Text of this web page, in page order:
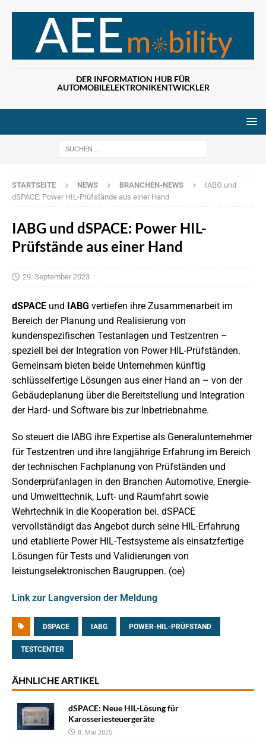
DER INFORMATION HUB FÜR
AUTOMOBILELEKTRONIKENTWICKLER
STARTSEITE NEWS BRANCHEN-NEWS
IABG und
dSPACE: Power HIL-Prüfstände aus einer Hand
IABG und dSPACE: Power HIL-
Prüfstände aus einer Hand
29. September 2023
dSPACE und IABG vertiefen ihre Zusammenarbeit im
Bereich der Planung und Realisierung von
kundenspezifischen Testanlagen und Testzentren –
speziell bei der Integration von Power HIL-Prüfständen.
Gemeinsam bieten beide Unternehmen künftig
schlüsselfertige Lösungen aus einer Hand an – von der
Gebäudeplanung über die Bereitstellung und Integration
der Hard- und Software bis zur Inbetriebnahme.
So steuert die IABG ihre Expertise als Generalunternehmer
für Testzentren und ihre langjährige Erfahrung im Bereich
der technischen Fachplanung von Prüfständen und
Sonderprüfanlagen in den Branchen Automotive, Energie-
und Umwelttechnik, Luft- und Raumfahrt sowie
Wehrtechnik in die Kooperation bei. dSPACE
vervollständigt das Angebot durch seine HIL-Erfahrung
und etablierte Power HIL-Testsysteme als einsatzfertige
Lösungen für Tests und Validierungen von
leistungselektronischen Baugruppen. (oe)
Link zur Langversion der Meldung
DSPACE IABG POWER-HIL-PRÜFSTAND
TESTCENTER
ÄHNLICHE ARTIKEL
dSPACE: Neue HIL-Lösung für
Karosseriesteuergeräte
8. Mai 2025